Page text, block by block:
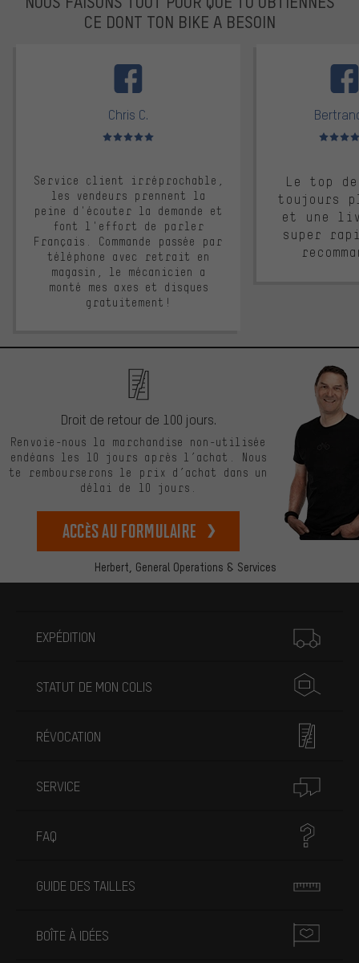
CE DONT TON BIKE A BESOIN
Chris C.
Note moyenne : 5 sur 5
Service client irréprochable,
les vendeurs prennent la
peine d'écouter la demande et
font l'effort de parler
Français. Commande passée par
téléphone avec retrait en
magasin, le mécanicien a
monté mes axes et disques
gratuitement!
Note
Le top
toujours
et une
super
Herbert, General Operations & Services
Droit de retour de 100 jours.
Renvoie-nous la marchandise non-utilisée
endéans les 10 jours après l’achat. Nous
te rembourserons le prix d’achat dans un
délai de 10 jours.
Accès au formulaire
EXPÉDITION
STATUT DE MON COLIS
RÉVOCATION
SERVICE
FAQ
GUIDE DES TAILLES
BOÎTE À IDÉES